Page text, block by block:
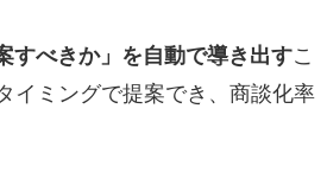
すべきか」を自動で導き出すこ
イミングで提案でき、商談化率